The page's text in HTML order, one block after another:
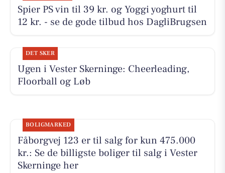
Spier PS vin til 39 kr. og Yoggi yoghurt til
12 kr. - se de gode tilbud hos DagliBrugsen
DET SKER
Ugen i Vester Skerninge: Cheerleading,
Floorball og Løb
BOLIGMARKED
Fåborgvej 123 er til salg for kun 475.000
kr.: Se de billigste boliger til salg i Vester
Skerninge her